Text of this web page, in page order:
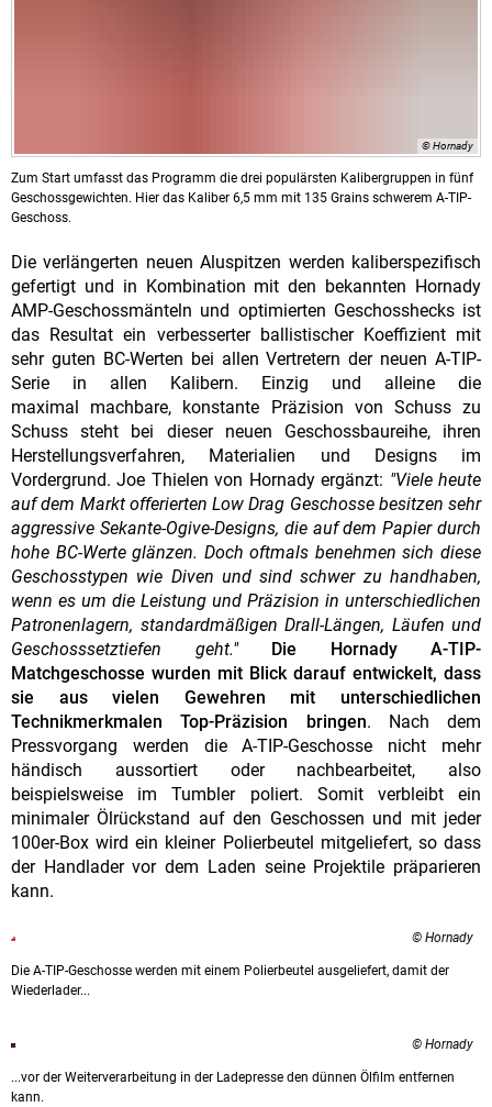
© Hornady
Zum Start umfasst das Programm die drei populärsten Kalibergruppen in fünf
Geschossgewichten. Hier das Kaliber 6,5 mm mit 135 Grains schwerem A-TIP-
Geschoss.
Die verlängerten neuen Aluspitzen werden kaliberspezifisch
gefertigt und in Kombination mit den bekannten Hornady
AMP-Geschossmänteln und optimierten Geschosshecks ist
das Resultat ein verbesserter ballistischer Koeffizient mit
sehr guten BC-Werten bei allen Vertretern der neuen A-TIP-
Serie in allen Kalibern. Einzig und alleine die
maximal machbare, konstante Präzision von Schuss zu
Schuss steht bei dieser neuen Geschossbaureihe, ihren
Herstellungsverfahren, Materialien und Designs im
Vordergrund. Joe Thielen von Hornady ergänzt: "Viele heute
auf dem Markt offerierten Low Drag Geschosse besitzen sehr
aggressive Sekante-Ogive-Designs, die auf dem Papier durch
hohe BC-Werte glänzen. Doch oftmals benehmen sich diese
Geschosstypen wie Diven und sind schwer zu handhaben,
wenn es um die Leistung und Präzision in unterschiedlichen
Patronenlagern, standardmäßigen Drall-Längen, Läufen und
Geschosssetztiefen geht."
Die Hornady A-TIP-
Matchgeschosse wurden mit Blick darauf entwickelt, dass
sie aus vielen Gewehren mit unterschiedlichen
Technikmerkmalen Top-Präzision bringen. Nach dem
Pressvorgang werden die A-TIP-Geschosse nicht mehr
händisch aussortiert oder nachbearbeitet, also
beispielsweise im Tumbler poliert. Somit verbleibt ein
minimaler Ölrückstand auf den Geschossen und mit jeder
100er-Box wird ein kleiner Polierbeutel mitgeliefert, so dass
der Handlader vor dem Laden seine Projektile präparieren
kann.
© Hornady
Die A-TIP-Geschosse werden mit einem Polierbeutel ausgeliefert, damit der
Wiederlader...
© Hornady
...vor der Weiterverarbeitung in der Ladepresse den dünnen Ölfilm entfernen
kann.